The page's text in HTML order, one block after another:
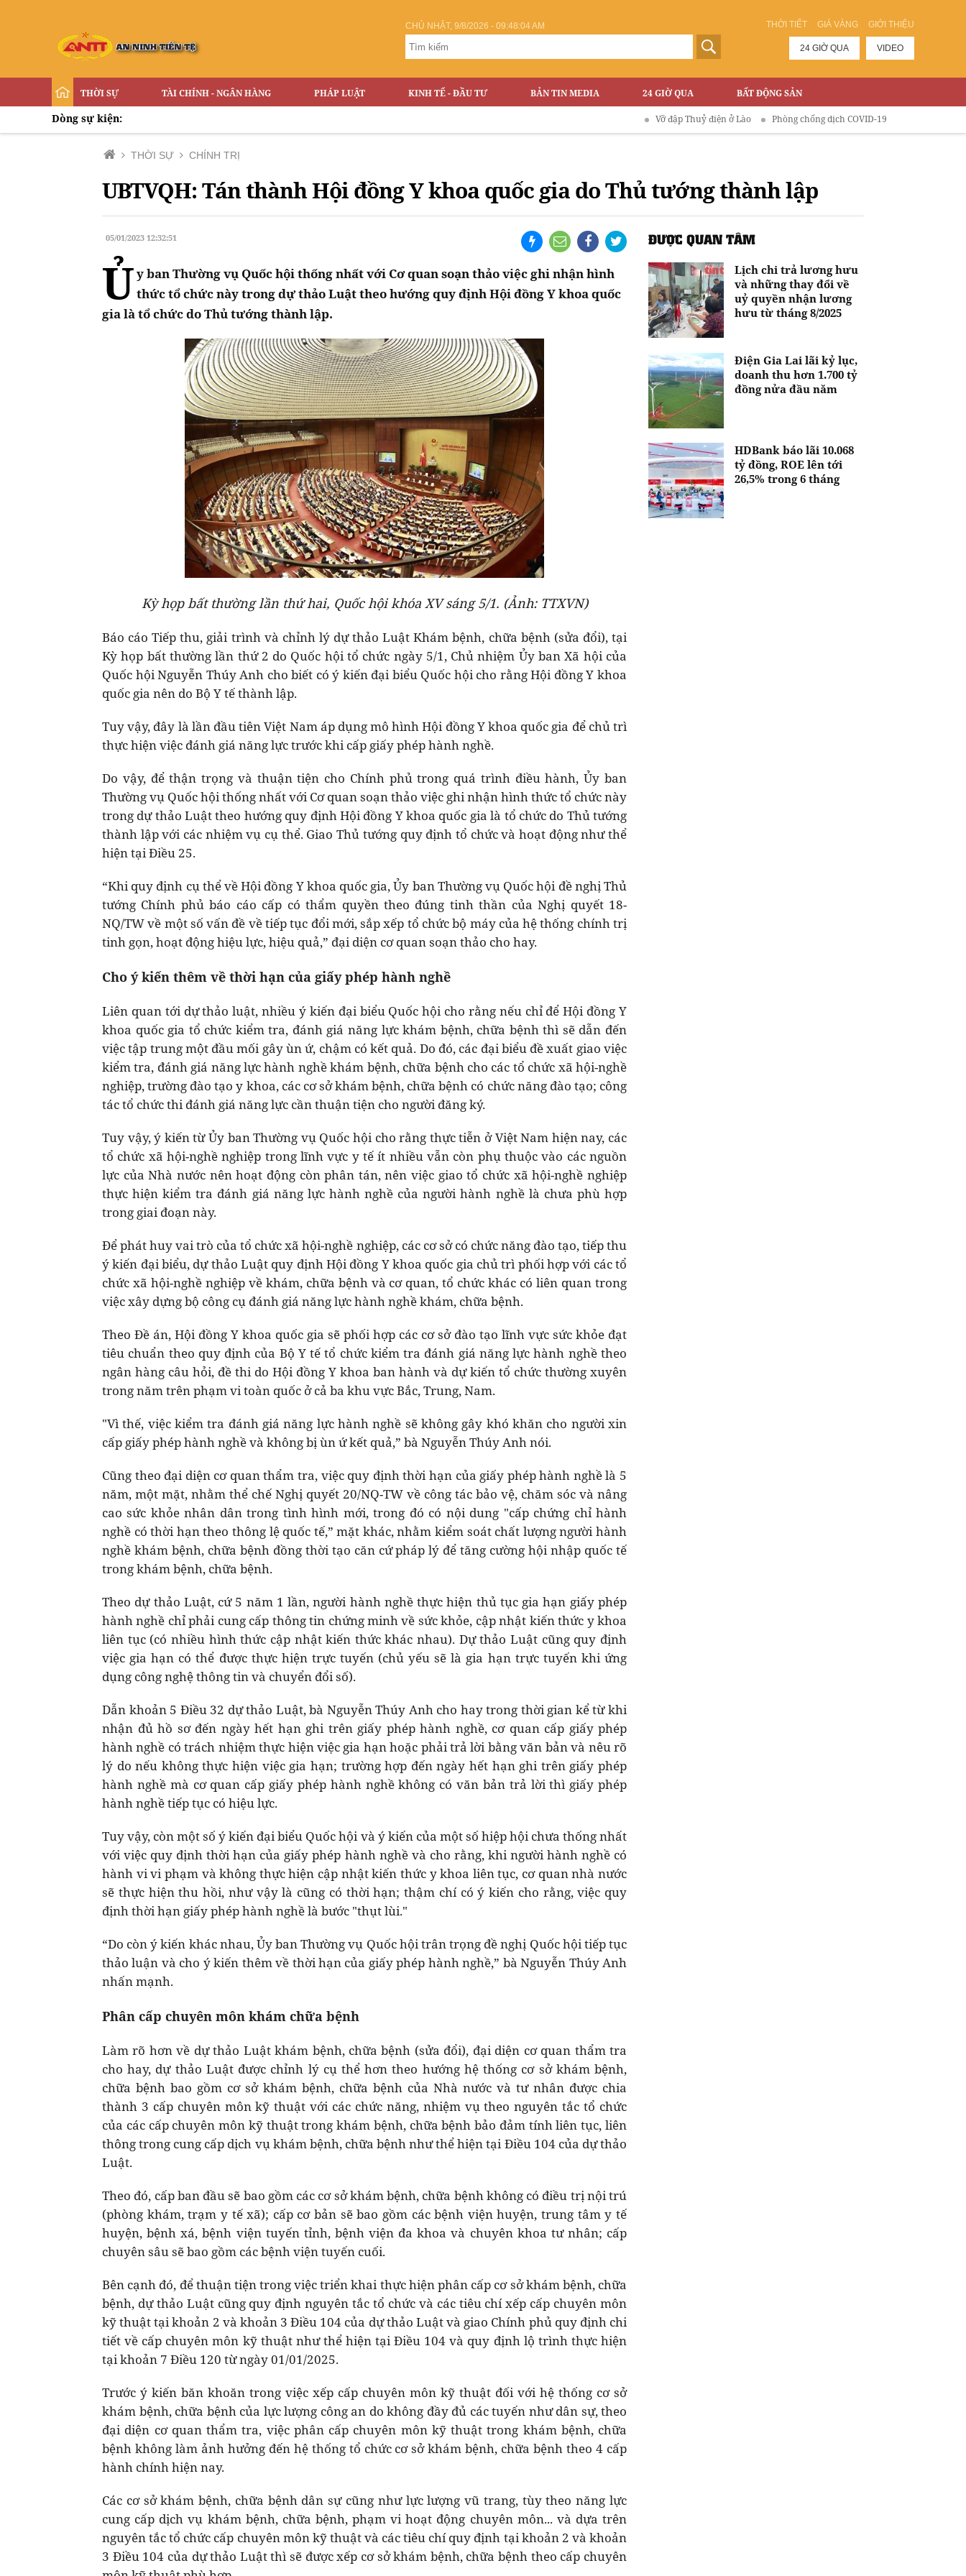
THỜI TIẾT GIÁ VÀNG GIỚI THIỆU
CHỦ NHẬT, 9/8/2026 - 09:48:05 AM
24 GIỜ QUA VIDEO
THỜI SỰ TÀI CHÍNH - NGÂN HÀNG PHÁP LUẬT KINH TẾ - ĐẦU TƯ BẢN TIN MEDIA 24 GIỜ QUA BẤT ĐỘNG SẢN
Dòng sự kiện: Vỡ đập Thuỷ điện ở Lào Phòng chống dịch COVID-19
THỜI SỰ CHÍNH TRỊ
UBTVQH: Tán thành Hội đồng Y khoa quốc gia do Thủ tướng thành lập
05/01/2023 12:32:51
Ủy ban Thường vụ Quốc hội thống nhất với Cơ quan soạn thảo việc ghi nhận hình
thức tổ chức này trong dự thảo Luật theo hướng quy định Hội đồng Y khoa quốc
gia là tổ chức do Thủ tướng thành lập.
Kỳ họp bất thường lần thứ hai, Quốc hội khóa XV sáng 5/1. (Ảnh: TTXVN)
Báo cáo Tiếp thu, giải trình và chỉnh lý dự thảo Luật Khám bệnh, chữa bệnh (sửa đổi), tại
Kỳ họp bất thường lần thứ 2 do Quốc hội tổ chức ngày 5/1, Chủ nhiệm Ủy ban Xã hội của
Quốc hội Nguyễn Thúy Anh cho biết có ý kiến đại biểu Quốc hội cho rằng Hội đồng Y khoa
quốc gia nên do Bộ Y tế thành lập.
Tuy vậy, đây là lần đầu tiên Việt Nam áp dụng mô hình Hội đồng Y khoa quốc gia để chủ trì
thực hiện việc đánh giá năng lực trước khi cấp giấy phép hành nghề.
Do vậy, để thận trọng và thuận tiện cho Chính phủ trong quá trình điều hành, Ủy ban
Thường vụ Quốc hội thống nhất với Cơ quan soạn thảo việc ghi nhận hình thức tổ chức này
trong dự thảo Luật theo hướng quy định Hội đồng Y khoa quốc gia là tổ chức do Thủ tướng
thành lập với các nhiệm vụ cụ thể. Giao Thủ tướng quy định tổ chức và hoạt động như thể
hiện tại Điều 25.
“Khi quy định cụ thể về Hội đồng Y khoa quốc gia, Ủy ban Thường vụ Quốc hội đề nghị Thủ
tướng Chính phủ báo cáo cấp có thẩm quyền theo đúng tinh thần của Nghị quyết 18-
NQ/TW về một số vấn đề về tiếp tục đổi mới, sắp xếp tổ chức bộ máy của hệ thống chính trị
tinh gọn, hoạt động hiệu lực, hiệu quả,” đại diện cơ quan soạn thảo cho hay.
Cho ý kiến thêm về thời hạn của giấy phép hành nghề
Liên quan tới dự thảo luật, nhiều ý kiến đại biểu Quốc hội cho rằng nếu chỉ để Hội đồng Y
khoa quốc gia tổ chức kiểm tra, đánh giá năng lực khám bệnh, chữa bệnh thì sẽ dẫn đến
việc tập trung một đầu mối gây ùn ứ, chậm có kết quả. Do đó, các đại biểu đề xuất giao việc
kiểm tra, đánh giá năng lực hành nghề khám bệnh, chữa bệnh cho các tổ chức xã hội-nghề
nghiệp, trường đào tạo y khoa, các cơ sở khám bệnh, chữa bệnh có chức năng đào tạo; công
tác tổ chức thi đánh giá năng lực cần thuận tiện cho người đăng ký.
Tuy vậy, ý kiến từ Ủy ban Thường vụ Quốc hội cho rằng thực tiễn ở Việt Nam hiện nay, các
tổ chức xã hội-nghề nghiệp trong lĩnh vực y tế ít nhiều vẫn còn phụ thuộc vào các nguồn
lực của Nhà nước nên hoạt động còn phân tán, nên việc giao tổ chức xã hội-nghề nghiệp
thực hiện kiểm tra đánh giá năng lực hành nghề của người hành nghề là chưa phù hợp
trong giai đoạn này.
Để phát huy vai trò của tổ chức xã hội-nghề nghiệp, các cơ sở có chức năng đào tạo, tiếp thu
ý kiến đại biểu, dự thảo Luật quy định Hội đồng Y khoa quốc gia chủ trì phối hợp với các tổ
chức xã hội-nghề nghiệp về khám, chữa bệnh và cơ quan, tổ chức khác có liên quan trong
việc xây dựng bộ công cụ đánh giá năng lực hành nghề khám, chữa bệnh.
Theo Đề án, Hội đồng Y khoa quốc gia sẽ phối hợp các cơ sở đào tạo lĩnh vực sức khỏe đạt
tiêu chuẩn theo quy định của Bộ Y tế tổ chức kiểm tra đánh giá năng lực hành nghề theo
ngân hàng câu hỏi, đề thi do Hội đồng Y khoa ban hành và dự kiến tổ chức thường xuyên
trong năm trên phạm vi toàn quốc ở cả ba khu vực Bắc, Trung, Nam.
"Vì thế, việc kiểm tra đánh giá năng lực hành nghề sẽ không gây khó khăn cho người xin
cấp giấy phép hành nghề và không bị ùn ứ kết quả,” bà Nguyễn Thúy Anh nói.
Cũng theo đại diện cơ quan thẩm tra, việc quy định thời hạn của giấy phép hành nghề là 5
năm, một mặt, nhằm thể chế Nghị quyết 20/NQ-TW về công tác bảo vệ, chăm sóc và nâng
cao sức khỏe nhân dân trong tình hình mới, trong đó có nội dung "cấp chứng chỉ hành
nghề có thời hạn theo thông lệ quốc tế,” mặt khác, nhằm kiểm soát chất lượng người hành
nghề khám bệnh, chữa bệnh đồng thời tạo căn cứ pháp lý để tăng cường hội nhập quốc tế
trong khám bệnh, chữa bệnh.
Theo dự thảo Luật, cứ 5 năm 1 lần, người hành nghề thực hiện thủ tục gia hạn giấy phép
hành nghề chỉ phải cung cấp thông tin chứng minh về sức khỏe, cập nhật kiến thức y khoa
liên tục (có nhiều hình thức cập nhật kiến thức khác nhau). Dự thảo Luật cũng quy định
việc gia hạn có thể được thực hiện trực tuyến (chủ yếu sẽ là gia hạn trực tuyến khi ứng
dụng công nghệ thông tin và chuyển đổi số).
Dẫn khoản 5 Điều 32 dự thảo Luật, bà Nguyễn Thúy Anh cho hay trong thời gian kể từ khi
nhận đủ hồ sơ đến ngày hết hạn ghi trên giấy phép hành nghề, cơ quan cấp giấy phép
hành nghề có trách nhiệm thực hiện việc gia hạn hoặc phải trả lời bằng văn bản và nêu rõ
lý do nếu không thực hiện việc gia hạn; trường hợp đến ngày hết hạn ghi trên giấy phép
hành nghề mà cơ quan cấp giấy phép hành nghề không có văn bản trả lời thì giấy phép
hành nghề tiếp tục có hiệu lực.
Tuy vậy, còn một số ý kiến đại biểu Quốc hội và ý kiến của một số hiệp hội chưa thống nhất
với việc quy định thời hạn của giấy phép hành nghề và cho rằng, khi người hành nghề có
hành vi vi phạm và không thực hiện cập nhật kiến thức y khoa liên tục, cơ quan nhà nước
sẽ thực hiện thu hồi, như vậy là cũng có thời hạn; thậm chí có ý kiến cho rằng, việc quy
định thời hạn giấy phép hành nghề là bước "thụt lùi."
“Do còn ý kiến khác nhau, Ủy ban Thường vụ Quốc hội trân trọng đề nghị Quốc hội tiếp tục
thảo luận và cho ý kiến thêm về thời hạn của giấy phép hành nghề,” bà Nguyễn Thúy Anh
nhấn mạnh.
Phân cấp chuyên môn khám chữa bệnh
Làm rõ hơn về dự thảo Luật khám bệnh, chữa bệnh (sửa đổi), đại diện cơ quan thẩm tra
cho hay, dự thảo Luật được chỉnh lý cụ thể hơn theo hướng hệ thống cơ sở khám bệnh,
chữa bệnh bao gồm cơ sở khám bệnh, chữa bệnh của Nhà nước và tư nhân được chia
thành 3 cấp chuyên môn kỹ thuật với các chức năng, nhiệm vụ theo nguyên tắc tổ chức
của các cấp chuyên môn kỹ thuật trong khám bệnh, chữa bệnh bảo đảm tính liên tục, liên
thông trong cung cấp dịch vụ khám bệnh, chữa bệnh như thể hiện tại Điều 104 của dự thảo
Luật.
Theo đó, cấp ban đầu sẽ bao gồm các cơ sở khám bệnh, chữa bệnh không có điều trị nội trú
(phòng khám, trạm y tế xã); cấp cơ bản sẽ bao gồm các bệnh viện huyện, trung tâm y tế
huyện, bệnh xá, bệnh viện tuyến tỉnh, bệnh viện đa khoa và chuyên khoa tư nhân; cấp
chuyên sâu sẽ bao gồm các bệnh viện tuyến cuối.
Bên cạnh đó, để thuận tiện trong việc triển khai thực hiện phân cấp cơ sở khám bệnh, chữa
bệnh, dự thảo Luật cũng quy định nguyên tắc tổ chức và các tiêu chí xếp cấp chuyên môn
kỹ thuật tại khoản 2 và khoản 3 Điều 104 của dự thảo Luật và giao Chính phủ quy định chi
tiết về cấp chuyên môn kỹ thuật như thể hiện tại Điều 104 và quy định lộ trình thực hiện
tại khoản 7 Điều 120 từ ngày 01/01/2025.
Trước ý kiến băn khoăn trong việc xếp cấp chuyên môn kỹ thuật đối với hệ thống cơ sở
khám bệnh, chữa bệnh của lực lượng công an do không đầy đủ các tuyến như dân sự, theo
đại diện cơ quan thẩm tra, việc phân cấp chuyên môn kỹ thuật trong khám bệnh, chữa
bệnh không làm ảnh hưởng đến hệ thống tổ chức cơ sở khám bệnh, chữa bệnh theo 4 cấp
hành chính hiện nay.
Các cơ sở khám bệnh, chữa bệnh dân sự cũng như lực lượng vũ trang, tùy theo năng lực
cung cấp dịch vụ khám bệnh, chữa bệnh, phạm vi hoạt động chuyên môn... và dựa trên
nguyên tắc tổ chức cấp chuyên môn kỹ thuật và các tiêu chí quy định tại khoản 2 và khoản
3 Điều 104 của dự thảo Luật thì sẽ được xếp cơ sở khám bệnh, chữa bệnh theo cấp chuyên
ĐƯỢC QUAN TÂM
Lịch chi trả lương hưu
và những thay đổi về
uỷ quyền nhận lương
hưu từ tháng 8/2025
Điện Gia Lai lãi kỷ lục,
doanh thu hơn 1.700 tỷ
đồng nửa đầu năm
HDBank báo lãi 10.068
tỷ đồng, ROE lên tới
26,5% trong 6 tháng